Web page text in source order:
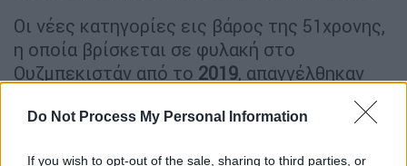
Do Not Process My Personal Information
If you wish to opt-out of the sale, sharing to third parties, or
Οι νέες κατηγορίες εις βάρος της 51χρονης,
η οποία βρίσκεται σε φυλακή στο
Ουζμπεκιστάν από το 2019, απαγγέλθηκαν
Ειδικότερα, η Καρίμοβα κατηγορείται ότι